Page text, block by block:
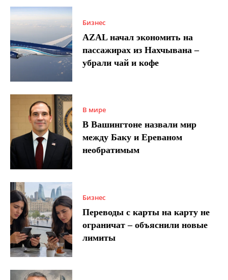
Бизнес
AZAL начал экономить на
пассажирах из Нахчывана –
убрали чай и кофе
В мире
В Вашингтоне назвали мир
между Баку и Ереваном
необратимым
Бизнес
Переводы с карты на карту не
ограничат – объяснили новые
лимиты